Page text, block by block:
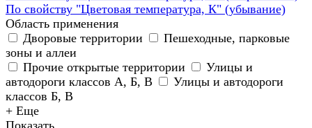
По свойству "Цветовая температура, К" (убывание)
Область применения
Дворовые территории
Пешеходные, парковые
зоны и аллеи
Прочие открытые территории
Улицы и
автодороги классов А, Б, В
Улицы и автодороги
классов Б, В
+ Еще
Показать